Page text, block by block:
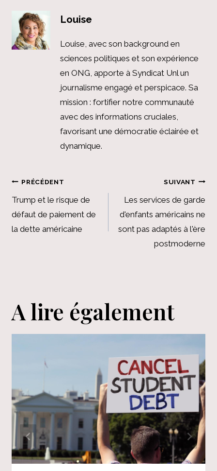
Louise
Louise, avec son background en
sciences politiques et son expérience
en ONG, apporte à Syndicat Unl un
journalisme engagé et perspicace. Sa
mission : fortifier notre communauté
avec des informations cruciales,
favorisant une démocratie éclairée et
dynamique.
Navigation
de
l’article
PRÉCÉDENT
Trump et le risque de
défaut de paiement de
la dette américaine
SUIVANT
Les services de garde
d'enfants américains ne
sont pas adaptés à l'ère
postmoderne
A lire également